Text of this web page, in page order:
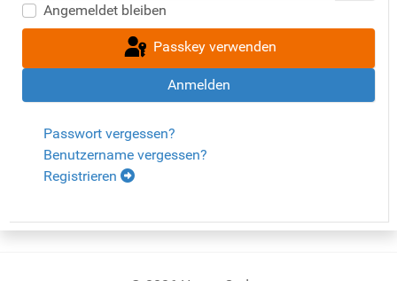
Angemeldet bleiben
Passkey verwenden
Anmelden
Passwort vergessen?
Benutzername vergessen?
Registrieren